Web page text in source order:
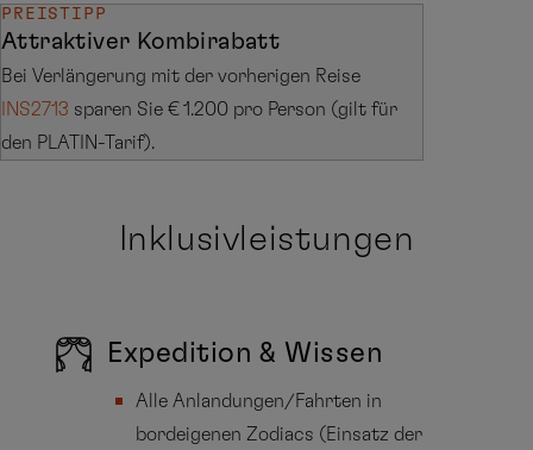
PREISTIPP
Attraktiver Kombirabatt
Bei Verlängerung mit der vorherigen Reise
INS2713 sparen Sie € 1.200 pro Person (gilt für
den PLATIN-Tarif).
Inklusivleistungen
Expedition & Wissen
Alle Anlandungen/Fahrten in
bordeigenen Zodiacs (Einsatz der